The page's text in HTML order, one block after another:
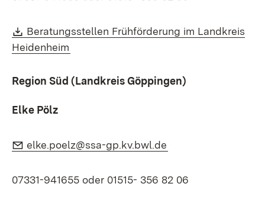
Download:
Beratungsstellen Frühförderung im Landkreis
Heidenheim
Region Süd (Landkreis Göppingen)
Elke Pölz
E-Mail:
elke.poelz@ssa-gp.kv.bwl.de
07331-941655 oder 01515- 356 82 06